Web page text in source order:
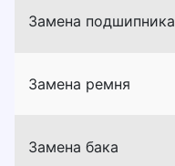
Замена подшипника
Замена ремня
Замена бака